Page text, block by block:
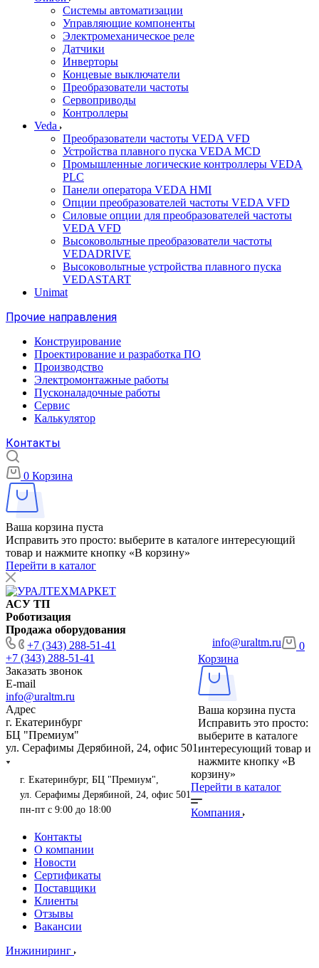
Системы автоматизации
Управляющие компоненты
Электромеханическое реле
Датчики
Инверторы
Концевые выключатели
Преобразователи частоты
Сервоприводы
Контроллеры
Veda
Преобразователи частоты VEDA VFD
Устройства плавного пуска VEDA MCD
Промышленные логические контроллеры VEDA
PLC
Панели оператора VEDA HMI
Опции преобразователей частоты VEDA VFD
Силовые опции для преобразователей частоты
VEDA VFD
Высоковольтные преобразователи частоты
VEDADRIVE
Высоковольтные устройства плавного пуска
VEDASTART
Unimat
Прочие направления
Конструирование
Проектирование и разработка ПО
Производство
Электромонтажные работы
Пусконаладочные работы
Сервис
Калькулятор
Контакты
0 Корзина
Ваша корзина пуста
Исправить это просто: выберите в каталоге интересующий
товар и нажмите кнопку «В корзину»
Перейти в каталог
АСУ ТП
Роботизация
Продажа оборудования
+7 (343) 288-51-41
+7 (343) 288-51-41
Заказать звонок
E-mail
info@uraltm.ru
Адрес
г. Екатеринбург
БЦ "Премиум"
ул. Серафимы Дерябиной, 24, офис 501
info@uraltm.ru
г. Екатеринбург, БЦ "Премиум",
ул. Серафимы Дерябиной, 24, офис 501
пн-пт с 9:00 до 18:00
0
Корзина
Ваша корзина пуста
Исправить это просто:
выберите в каталоге
интересующий товар и
нажмите кнопку «В
корзину»
Перейти в каталог
Компания
Контакты
О компании
Новости
Сертификаты
Поставщики
Клиенты
Отзывы
Вакансии
Инжиниринг